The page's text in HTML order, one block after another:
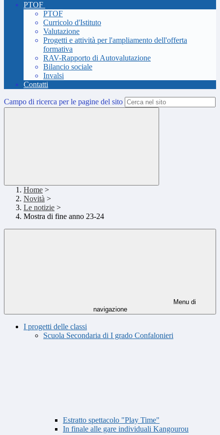
PTOF
PTOF
Curricolo d'Istituto
Valutazione
Progetti e attività per l'ampliamento dell'offerta
formativa
RAV-Rapporto di Autovalutazione
Bilancio sociale
Invalsi
Contatti
Campo di ricerca per le pagine del sito
Home >
Novità >
Le notizie >
Mostra di fine anno 23-24
Menu di
navigazione
I progetti delle classi
Scuola Secondaria di I grado Confalonieri
Estratto spettacolo "Play Time"
In finale alle gare individuali Kangourou